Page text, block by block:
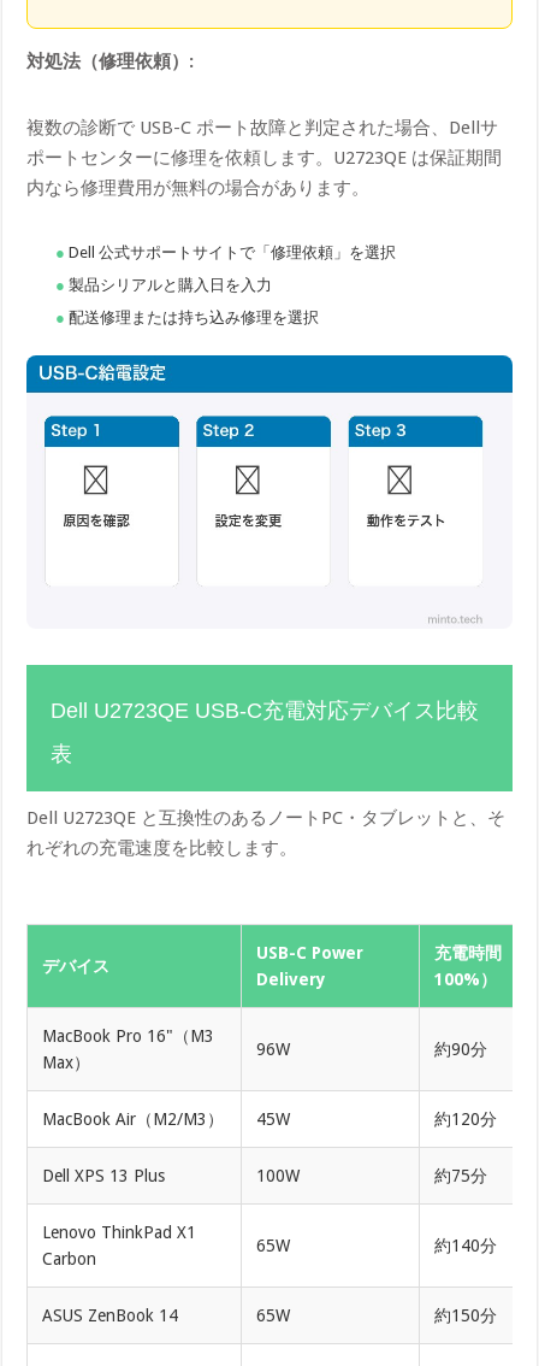
対処法（修理依頼）:
複数の診断で USB-C ポート故障と判定された場合、Dellサ
ポートセンターに修理を依頼します。U2723QE は保証期間
内なら修理費用が無料の場合があります。
Dell 公式サポートサイトで「修理依頼」を選択
製品シリアルと購入日を入力
配送修理または持ち込み修理を選択
Dell U2723QE USB-C充電対応デバイス比較
表
Dell U2723QE と互換性のあるノートPC・タブレットと、そ
れぞれの充電速度を比較します。
デバイス
USB-C Power
Delivery
充電時間（0
100%）
MacBook Pro 16"（M3
Max）
96W 約90分
MacBook Air（M2/M3） 45W 約120分
Dell XPS 13 Plus 100W 約75分
Lenovo ThinkPad X1
Carbon
65W 約140分
ASUS ZenBook 14 65W 約150分